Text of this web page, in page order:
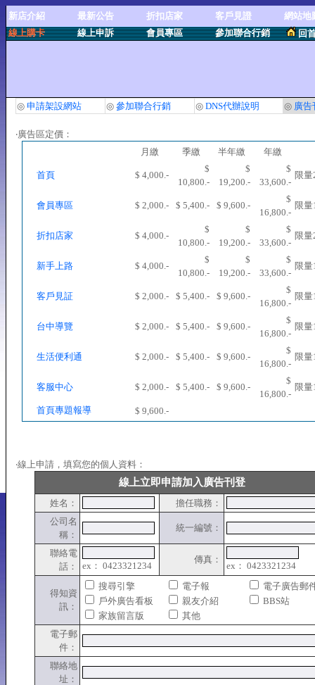
新店介紹 最新公告 折扣店家 客戶見證
網站地
線上購卡
線上申訴 會員專區 參加聯合行銷 回
◎ 申請架設網站 ◎ 參加聯合行銷 ◎ DNS代辦說明 ◎ 廣告
‧廣告區定價：
月繳
季繳 半年繳 年繳
首頁 $ 4,000.-
$
10,800.-
$
19,200.-
$
33,600.-
限量
會員專區 $ 2,000.- $ 5,400.- $ 9,600.-
$
16,800.-
限量
折扣店家 $ 4,000.-
$
10,800.-
$
19,200.-
$
33,600.-
限量
新手上路 $ 4,000.-
$
10,800.-
$
19,200.-
$
33,600.-
限量
客戶見証 $ 2,000.- $ 5,400.- $ 9,600.-
$
16,800.-
限量
台中導覽 $ 2,000.- $ 5,400.- $ 9,600.-
$
16,800.-
限量
生活便利通 $ 2,000.- $ 5,400.- $ 9,600.-
$
16,800.-
限量
客服中心 $ 2,000.- $ 5,400.- $ 9,600.-
$
16,800.-
限量
首頁專題報導 $ 9,600.-
‧線上申請，填寫您的個人資料：
線上立即申請加入廣告刊登
姓名：
擔任職務：
公司名
稱：
統一編號：
聯絡電
話：
ex： 0423321234
傳真：
ex： 0423321234
得知資
訊：
搜尋引擎 電子報
電子廣告郵
戶外廣告看板
親友介紹
BBS站
家族留言版
其他
電子郵
件：
聯絡地
址：